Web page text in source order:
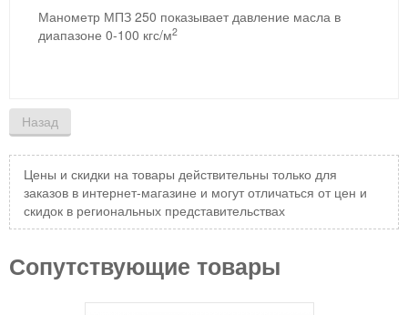
Манометр МПЗ 250 показывает давление масла в
диапазоне 0-100 кгс/м2
Цены и скидки на товары действительны только для
заказов в интернет-магазине и могут отличаться от цен и
скидок в региональных представительствах
Сопутствующие товары